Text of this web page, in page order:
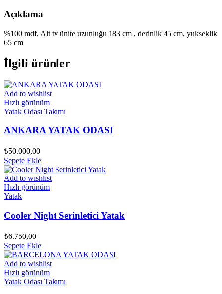
Açıklama
%100 mdf, Alt tv ünite uzunluğu 183 cm , derinlik 45 cm, yukseklik
65 cm
İlgili ürünler
Add to wishlist
Hızlı görünüm
Yatak Odası Takımı
ANKARA YATAK ODASI
₺50.000,00
Sepete Ekle
Add to wishlist
Hızlı görünüm
Yatak
Cooler Night Serinletici Yatak
₺6.750,00
Sepete Ekle
Add to wishlist
Hızlı görünüm
Yatak Odası Takımı